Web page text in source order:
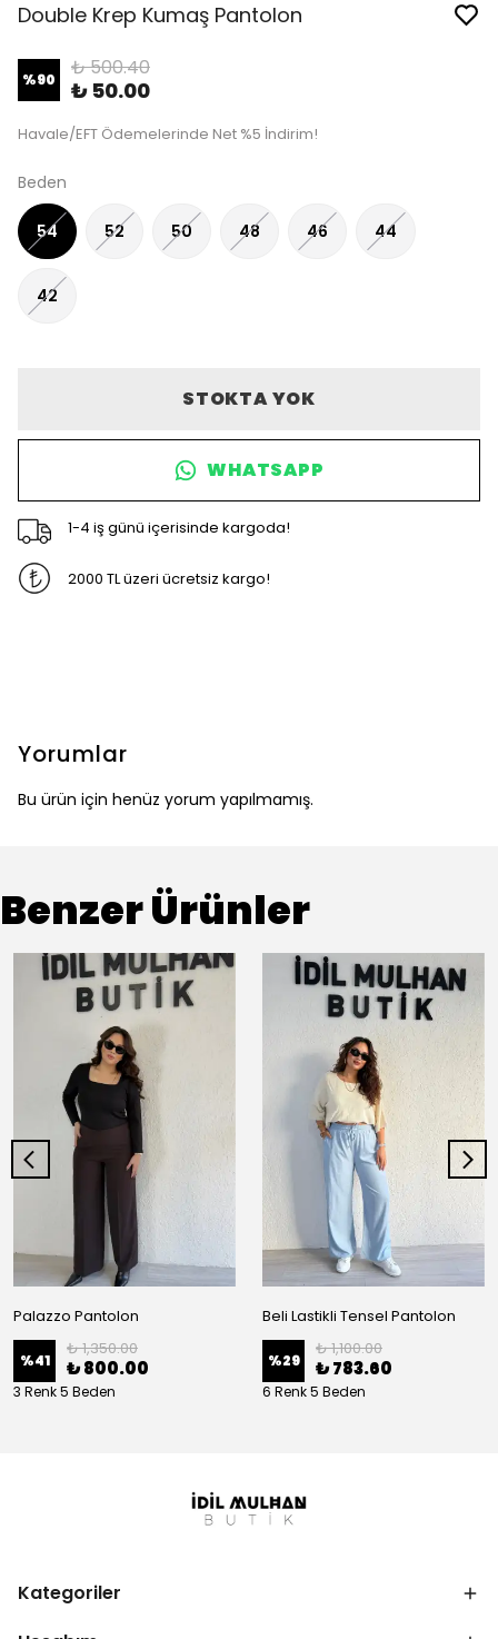
Double Krep Kumaş Pantolon
%90 ₺ 500.40
₺ 50.00
Havale/EFT Ödemelerinde Net %5 İndirim!
Beden
54 52 50 48 46 44
42
STOKTA YOK
WHATSAPP
1-4 iş günü içerisinde kargoda!
2000 TL üzeri ücretsiz kargo!
Yorumlar
Bu ürün için henüz yorum yapılmamış.
Benzer Ürünler
Palazzo Pantolon
%41
₺ 1,350.00
₺ 800.00
3 Renk 5 Beden
Beli Lastikli Tensel Pantolon
%29
₺ 1,100.00
₺ 783.60
6 Renk 5 Beden
Kategoriler